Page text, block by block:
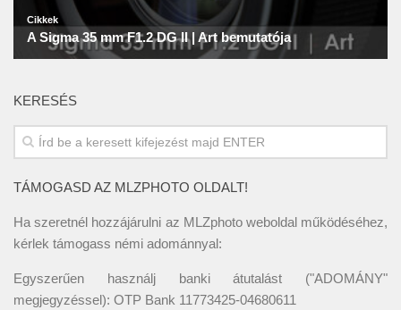
KERESÉS
TÁMOGASD AZ MLZPHOTO OLDALT!
Ha szeretnél hozzájárulni az MLZphoto weboldal működéséhez,
kérlek támogass némi adománnyal:
Egyszerűen használj banki átutalást ("ADOMÁNY"
megjegyzéssel): OTP Bank 11773425-04680611